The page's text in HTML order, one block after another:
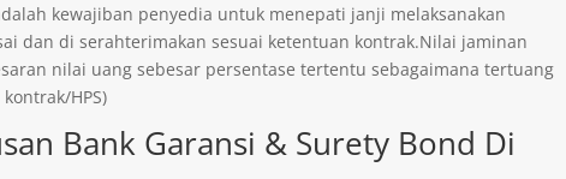
kewajiban penyedia untuk menepati janji melaksanakan
dan di serahterimakan sesuai ketentuan kontrak.Nilai jaminan
nilai uang sebesar persentase tertentu sebagaimana tertuang
HPS)
Bank Garansi & Surety Bond Di